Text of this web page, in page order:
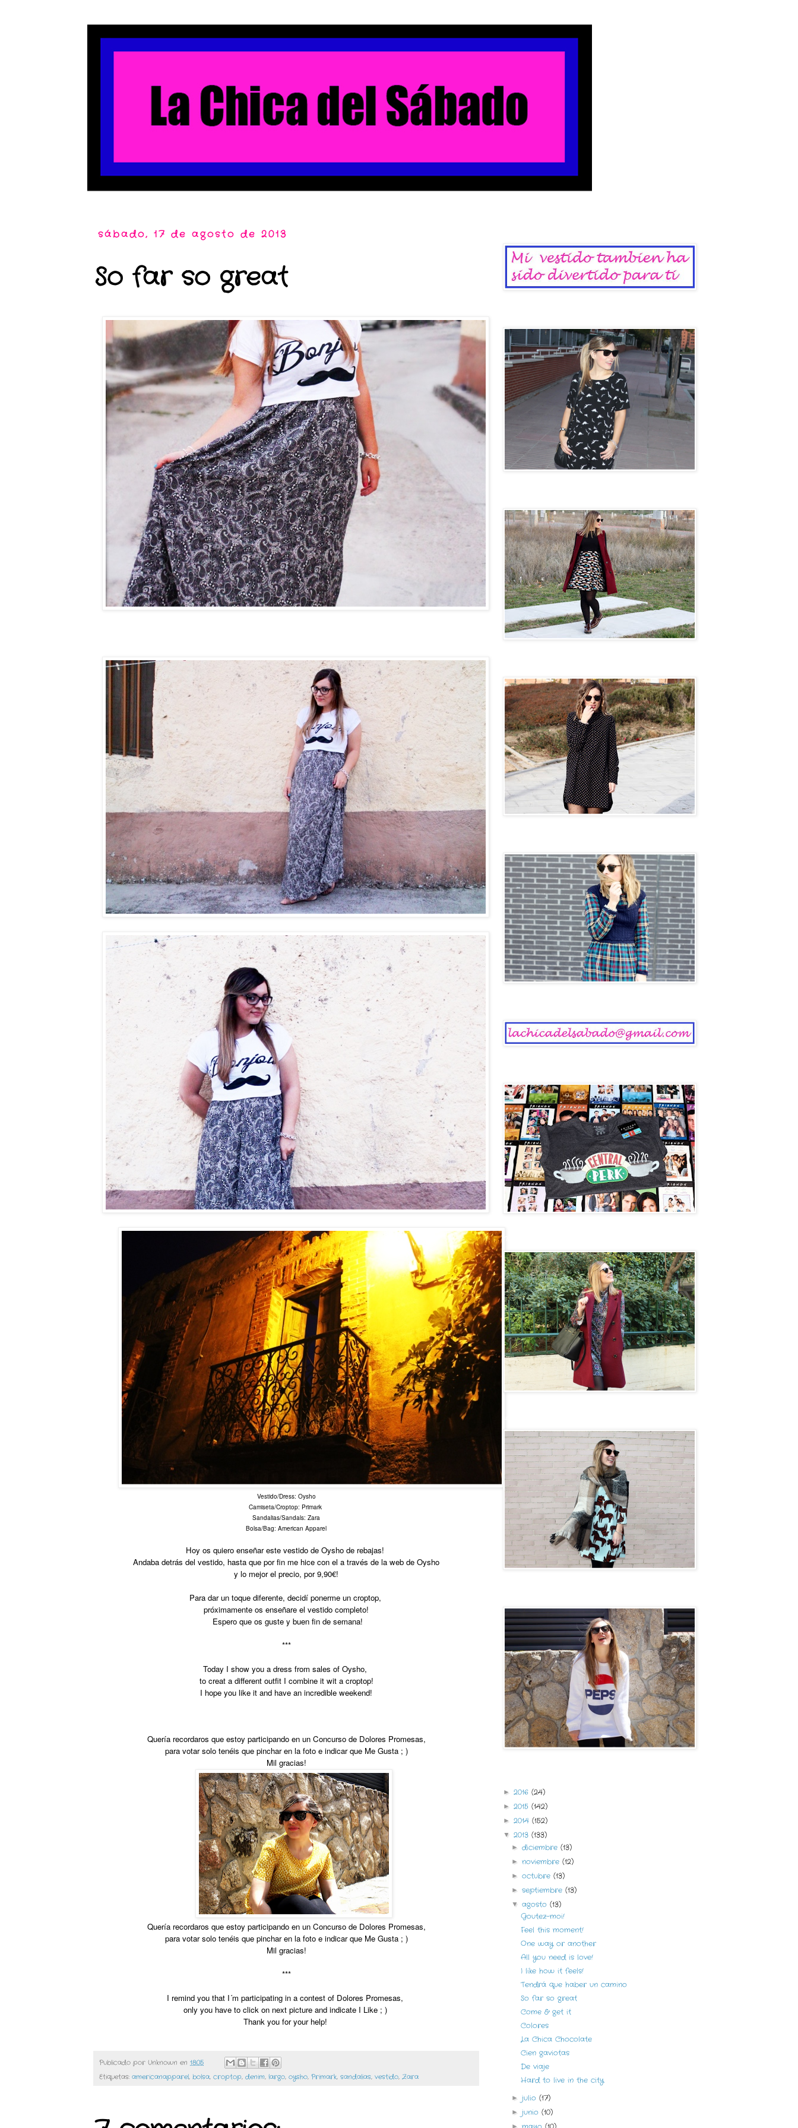
sábado, 17 de agosto de 2013
So far so great
Vestido/Dress: Oysho
Camiseta/Croptop: Primark
Sandalias/Sandals: Zara
Bolsa/Bag: American Apparel
Hoy os quiero enseñar este vestido de Oysho de rebajas!
Andaba detrás del vestido, hasta que por fin me hice con el a través de la web de Oysho
y lo mejor el precio, por 9,90€!
Para dar un toque diferente, decidí ponerme un croptop,
próximamente os enseñare el vestido completo!
Espero que os guste y buen fin de semana!
***
Today I show you a dress from sales of Oysho,
to creat a different outfit I combine it wit a croptop!
I hope you like it and have an incredible weekend!
Quería recordaros que estoy participando en un Concurso de Dolores Promesas,
para votar solo tenéis que pinchar en la foto e indicar que Me Gusta ; )
Mil gracias!
Quería recordaros que estoy participando en un Concurso de Dolores Promesas,
para votar solo tenéis que pinchar en la foto e indicar que Me Gusta ; )
Mil gracias!
***
I remind you that I´m participating in a contest of Dolores Promesas,
only you have to click on next picture and indicate I Like ; )
Thank you for your help!
Publicado por Unknown en 18:05
Etiquetas: americanapparel, bolsa, croptop, denim, largo, oysho, Primark, sandalias, vestido, Zara
► 2016 (24)
► 2015 (142)
► 2014 (152)
▼ 2013 (133)
►diciembre(13)
►noviembre(12)
►octubre(13)
►septiembre(13)
▼agosto(13)
Goutez-moi!
Feel this moment!
One way or another
All you need is love!
I like how it feels!
Tendrá que haber un camino
So far so great
Come & get it
Colores
La Chica Chocolate
Cien gaviotas
De viaje
Hard to live in the city
►julio(17)
►junio(10)
►